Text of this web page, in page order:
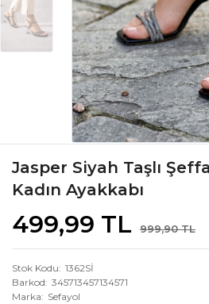
Jasper Siyah Taşlı
Kadın Ayakkabı
499,99 TL 999,90 TL
Stok Kodu 1362Sİ
Barkod 345713457134571
Marka
Sefayol